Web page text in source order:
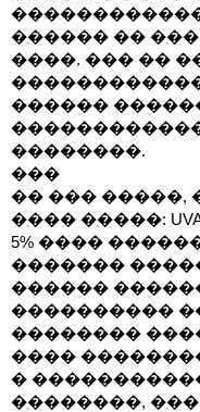
������ ��
����. ��� ��
������
��������.
���
�� ��� �����,
���� �����:
5% ����
�������
������
����������
��������
����
�
��������,